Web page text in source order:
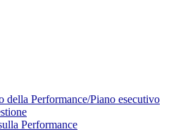
della Performance/Piano esecutivo
Performance